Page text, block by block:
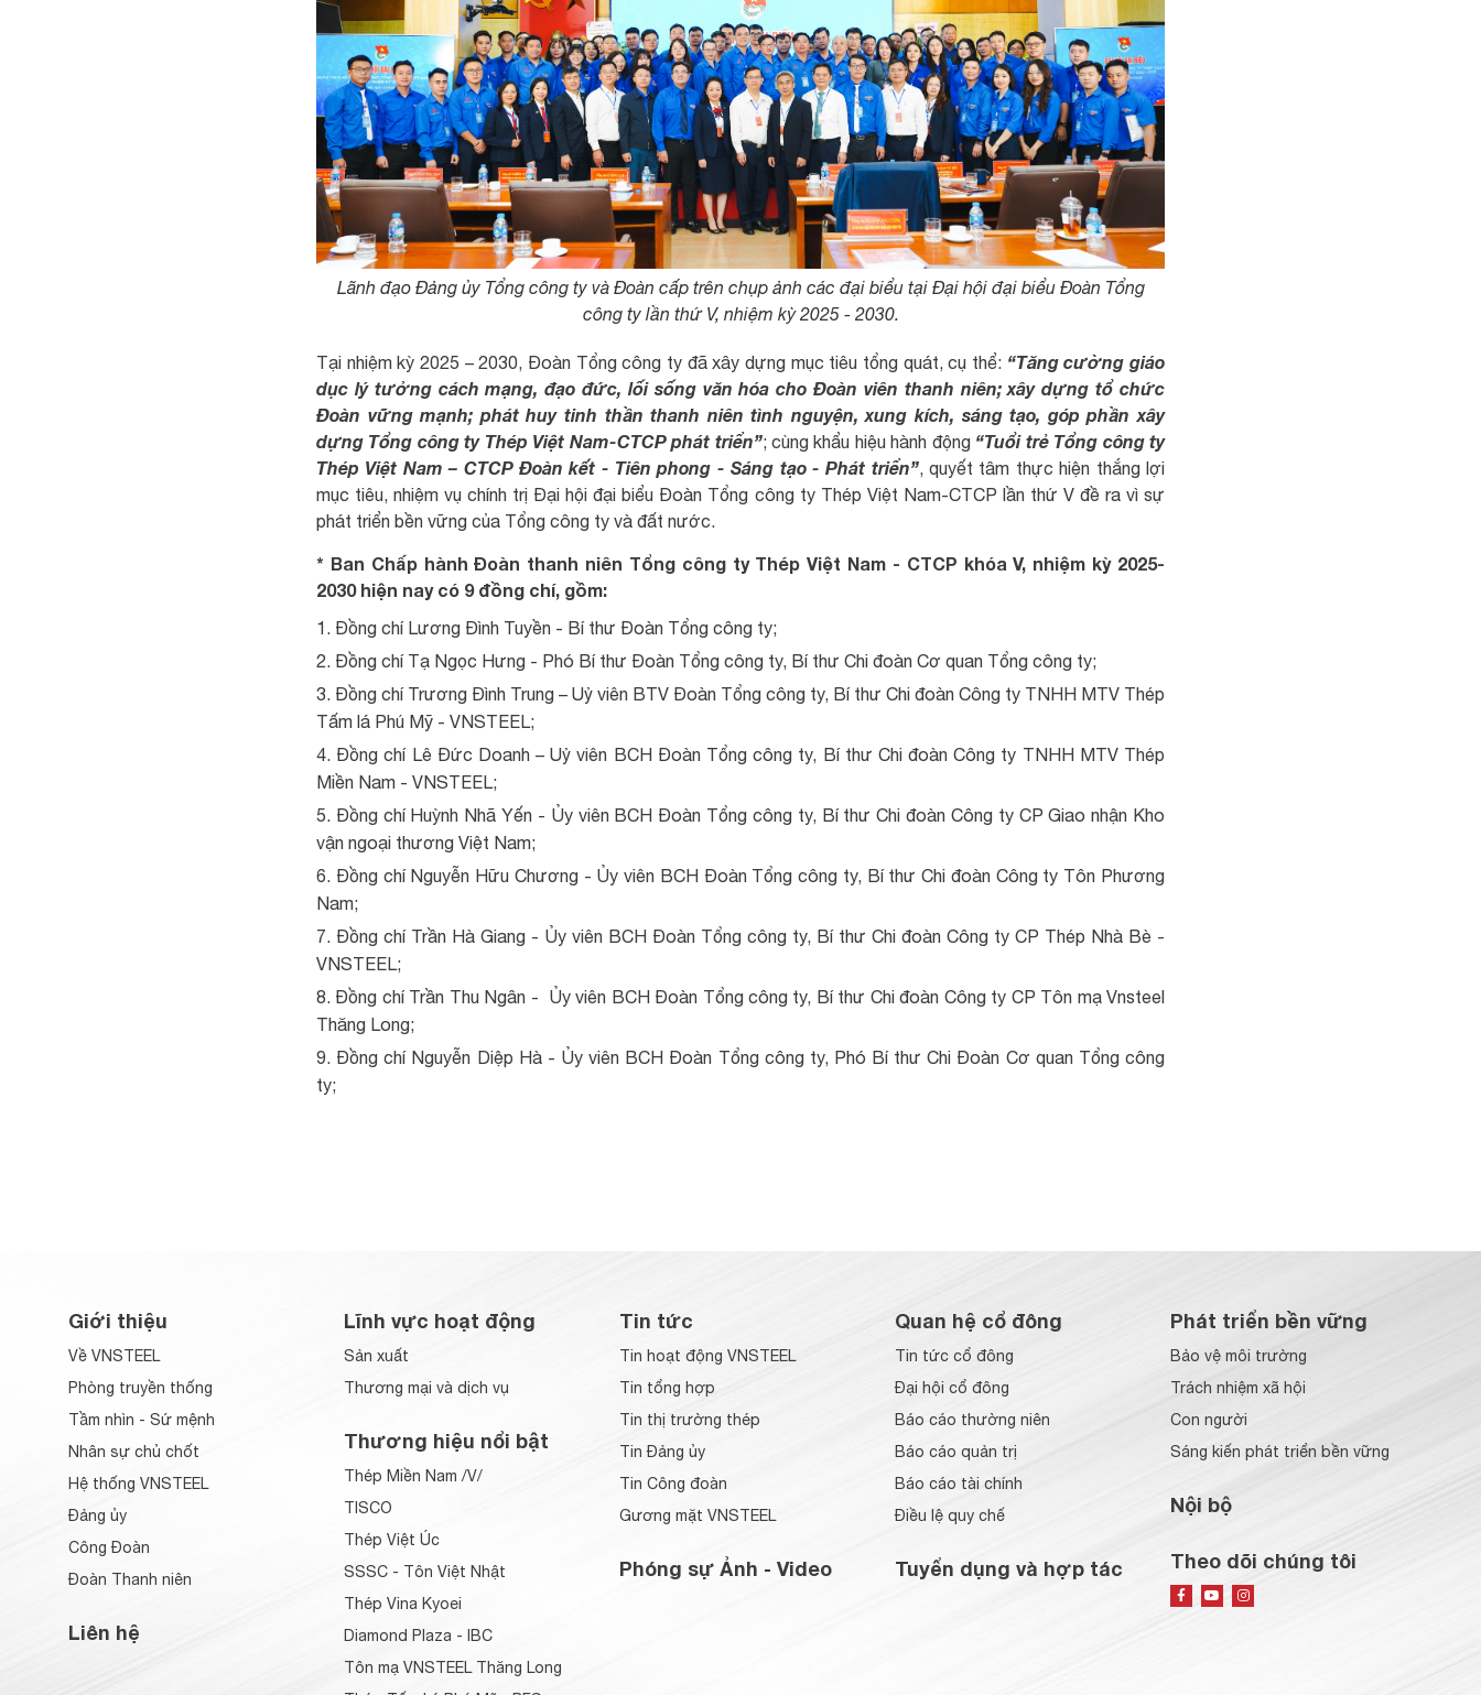
Lãnh đạo Đảng ủy Tổng công ty và Đoàn cấp trên chụp ảnh các đại biểu tại Đại hội đại biểu Đoàn Tổng
công ty lần thứ V, nhiệm kỳ 2025 - 2030.
Tại nhiệm kỳ 2025 – 2030, Đoàn Tổng công ty đã xây dựng mục tiêu tổng quát, cụ thể: “Tăng cường giáo
dục lý tưởng cách mạng, đạo đức, lối sống văn hóa cho Đoàn viên thanh niên; xây dựng tổ chức
Đoàn vững mạnh; phát huy tinh thần thanh niên tình nguyện, xung kích, sáng tạo, góp phần xây
dựng Tổng công ty Thép Việt Nam-CTCP phát triển”; cùng khẩu hiệu hành động “Tuổi trẻ Tổng công ty
Thép Việt Nam – CTCP Đoàn kết - Tiên phong - Sáng tạo - Phát triển”, quyết tâm thực hiện thắng lợi
mục tiêu, nhiệm vụ chính trị Đại hội đại biểu Đoàn Tổng công ty Thép Việt Nam-CTCP lần thứ V đề ra vì sự
phát triển bền vững của Tổng công ty và đất nước.
* Ban Chấp hành Đoàn thanh niên Tổng công ty Thép Việt Nam - CTCP khóa V, nhiệm kỳ 2025-
2030 hiện nay có 9 đồng chí, gồm:
Đồng chí Lương Đình Tuyền - Bí thư Đoàn Tổng công ty;
Đồng chí Tạ Ngọc Hưng - Phó Bí thư Đoàn Tổng công ty, Bí thư Chi đoàn Cơ quan Tổng công ty;
Đồng chí Trương Đình Trung – Uỷ viên BTV Đoàn Tổng công ty, Bí thư Chi đoàn Công ty TNHH MTV Thép
Tấm lá Phú Mỹ - VNSTEEL;
Đồng chí Lê Đức Doanh – Uỷ viên BCH Đoàn Tổng công ty, Bí thư Chi đoàn Công ty TNHH MTV Thép
Miền Nam - VNSTEEL;
Đồng chí Huỳnh Nhã Yến - Ủy viên BCH Đoàn Tổng công ty, Bí thư Chi đoàn Công ty CP Giao nhận Kho
vận ngoại thương Việt Nam;
Đồng chí Nguyễn Hữu Chương - Ủy viên BCH Đoàn Tổng công ty, Bí thư Chi đoàn Công ty Tôn Phương
Nam;
Đồng chí Trần Hà Giang - Ủy viên BCH Đoàn Tổng công ty, Bí thư Chi đoàn Công ty CP Thép Nhà Bè -
VNSTEEL;
Đồng chí Trần Thu Ngân - Ủy viên BCH Đoàn Tổng công ty, Bí thư Chi đoàn Công ty CP Tôn mạ Vnsteel
Thăng Long;
Đồng chí Nguyễn Diệp Hà - Ủy viên BCH Đoàn Tổng công ty, Phó Bí thư Chi Đoàn Cơ quan Tổng công
ty;
Giới thiệu
Về VNSTEEL
Phòng truyền thống
Tầm nhìn - Sứ mệnh
Nhân sự chủ chốt
Hệ thống VNSTEEL
Đảng ủy
Công Đoàn
Đoàn Thanh niên
Liên hệ
Lĩnh vực hoạt động
Sản xuất
Thương mại và dịch vụ
Thương hiệu nổi bật
Thép Miền Nam /V/
TISCO
Thép Việt Úc
SSSC - Tôn Việt Nhật
Thép Vina Kyoei
Diamond Plaza - IBC
Tôn mạ VNSTEEL Thăng Long
Tin tức
Tin hoạt động VNSTEEL
Tin tổng hợp
Tin thị trường thép
Tin Đảng ủy
Tin Công đoàn
Gương mặt VNSTEEL
Phóng sự Ảnh - Video
Quan hệ cổ đông
Tin tức cổ đông
Đại hội cổ đông
Báo cáo thường niên
Báo cáo quản trị
Báo cáo tài chính
Điều lệ quy chế
Tuyển dụng và hợp tác
Phát triển bền vững
Bảo vệ môi trường
Trách nhiệm xã hội
Con người
Sáng kiến phát triển bền vững
Nội bộ
Theo dõi chúng tôi